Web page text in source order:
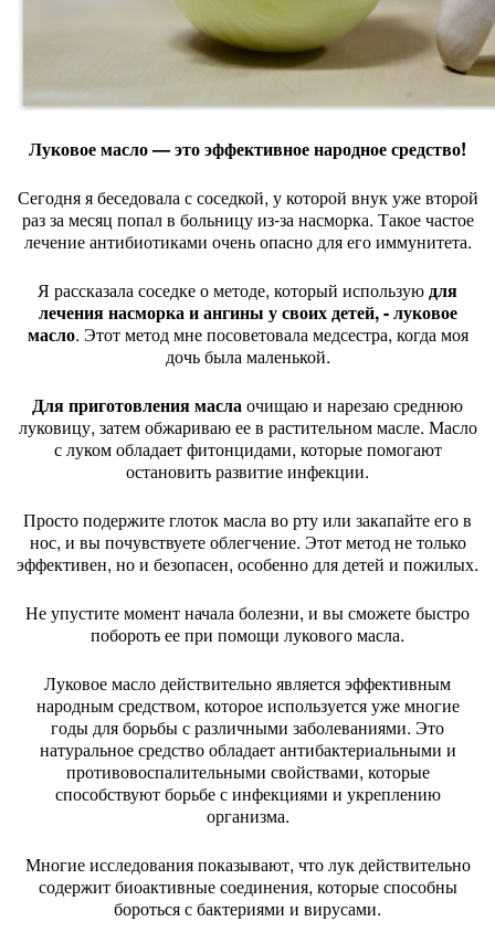
Луковое масло — это эффективное народное средство!
Сегодня я беседовала с соседкой, у которой внук уже второй
раз за месяц попал в больницу из-за насморка. Такое частое
лечение антибиотиками очень опасно для его иммунитета.
Я рассказала соседке о методе, который используюдля
лечения насморка и ангины у своих детей, - луковое
масло. Этот метод мне посоветовала медсестра, когда моя
дочь была маленькой.
Для приготовления маслаочищаю и нарезаю среднюю
луковицу, затем обжариваю ее в растительном масле. Масло
с луком обладает фитонцидами, которые помогают
остановить развитие инфекции.
Просто подержите глоток масла во рту или закапайте его в
нос, и вы почувствуете облегчение. Этот метод не только
эффективен, но и безопасен, особенно для детей и пожилых.
Не упустите момент начала болезни, и вы сможете быстро
побороть ее при помощи лукового масла.
Луковое масло действительно является эффективным
народным средством, которое используется уже многие
годы для борьбы с различными заболеваниями. Это
натуральное средство обладает антибактериальными и
противовоспалительными свойствами, которые
способствуют борьбе с инфекциями и укреплению
организма.
Многие исследования показывают, что лук действительно
содержит биоактивные соединения, которые способны
бороться с бактериями и вирусами.